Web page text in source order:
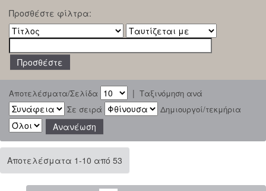
Προσθέστε φίλτρα:
Αποτελέσματα/Σελίδα | Ταξινόμηση ανά
Σε σειρά
Δημιουργοί/τεκμήρια
Αποτελέσματα 1-10 από 53